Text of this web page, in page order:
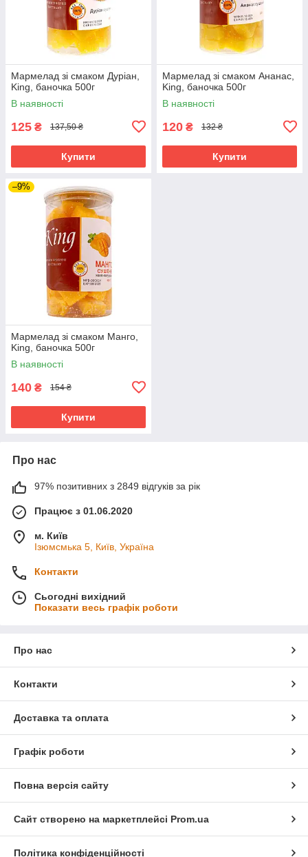
Мармелад зі смаком Дуріан,
King, баночка 500г
В наявності
125 ₴ 137,50 ₴
Купити
Мармелад зі смаком Ананас,
King, баночка 500г
В наявності
120 ₴ 132 ₴
Купити
–9%
Мармелад зі смаком Манго,
King, баночка 500г
В наявності
140 ₴ 154 ₴
Купити
Про нас
97% позитивних з 2849 відгуків за рік
Працює з 01.06.2020
м. Київ
Ізюмсмька 5, Київ, Україна
Контакти
Сьогодні вихідний
Показати весь графік роботи
Про нас
Контакти
Доставка та оплата
Графік роботи
Повна версія сайту
Сайт створено на маркетплейсі Prom.ua
Політика конфіденційності